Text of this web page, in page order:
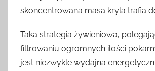
skoncentrowana masa kryla trafia
Taka strategia żywieniowa,
filtrowaniu ogromnych ilości
jest niezwykle wydajna